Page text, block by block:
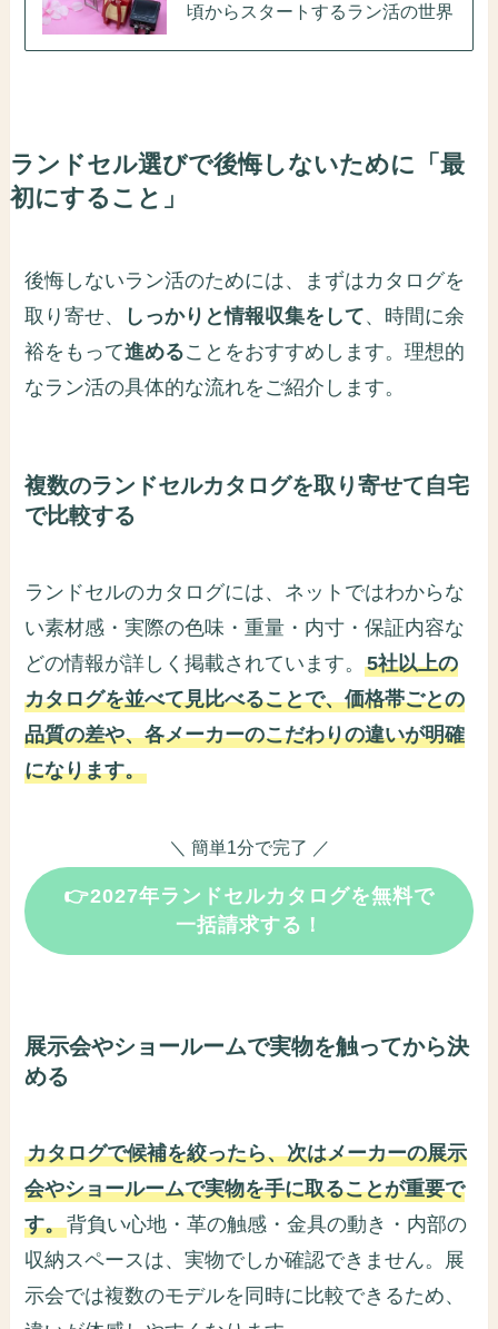
頃からスタートするラン活の世界
ランドセル選びで後悔しないために「最
初にすること」
後悔しないラン活のためには、まずはカタログを
取り寄せ、
しっかりと情報収集をして、時間に余
裕をもって進めることをおすすめします。理想的
なラン活の具体的な流れをご紹介します。
複数のランドセルカタログを取り寄せて自宅
で比較する
ランドセルのカタログには、ネットではわからな
い素材感・実際の色味・重量・内寸・保証内容な
どの情報が詳しく掲載されています。5社以上の
カタログを並べて見比べることで、価格帯ごとの
品質の差や、各メーカーのこだわりの違いが明確
になります。
＼ 簡単1分で完了 ／
👉2027年ランドセルカタログを無料で
一括請求する！
展示会やショールームで実物を触ってから決
める
カタログで候補を絞ったら、次はメーカーの展示
会やショールームで実物を手に取ることが重要で
す。背負い心地・革の触感・金具の動き・内部の
収納スペースは、実物でしか確認できません。展
示会では複数のモデルを同時に比較できるため、